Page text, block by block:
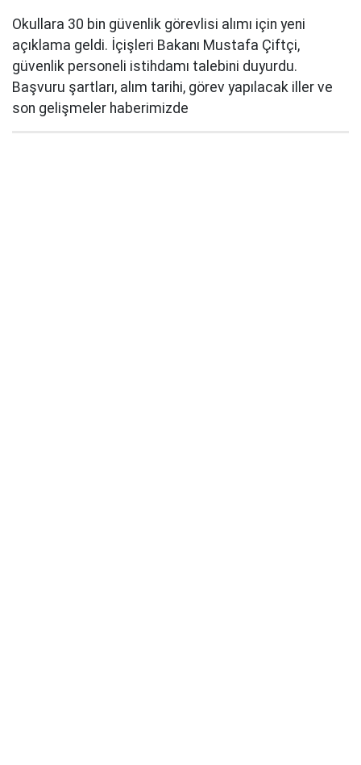
Okullara 30 bin güvenlik görevlisi alımı için yeni
açıklama geldi. İçişleri Bakanı Mustafa Çiftçi,
güvenlik personeli istihdamı talebini duyurdu.
Başvuru şartları, alım tarihi, görev yapılacak iller ve
son gelişmeler haberimizde